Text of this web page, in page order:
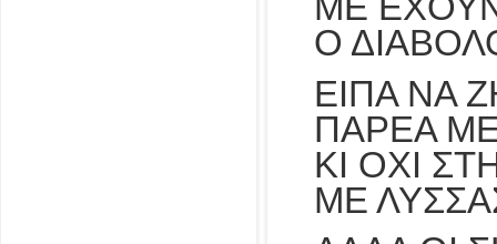
ΜΕ ΕΧΟΥΝ
Ο
ΕΙΠΑ ΝΑ
ΠΑΡΕΑ
ΚΙ ΟΧΙ
ΜΕ